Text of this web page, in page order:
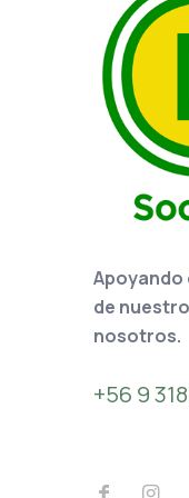
Apoyando
de
nosotros.
+56 9